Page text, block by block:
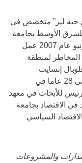
جيه لير” متخصص في
الأوسط بجامعة
برانديز. قبيل التحاقه بجامعة برانديز في يونيو عام 2007 عمل
المخاطر لمنطقة
إنسايت
المحدودة. يتمتع حبيبي بخبرة طويلة تمتد الى 28 عاما في
رئيس للأبحاث في معهد
الاقتصاد بجامعة
السياسي
والمشروعات